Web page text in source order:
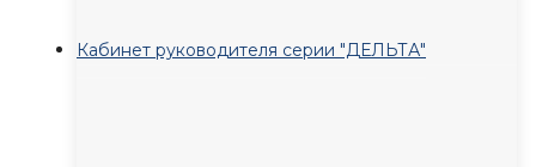
Кабинет руководителя серии "ДЕЛЬТА"